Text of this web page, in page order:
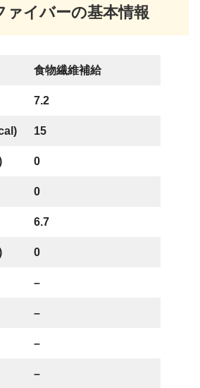
ァイバーの基本情報
食物繊維補給
7.2
15
0
0
6.7
0
–
–
–
–